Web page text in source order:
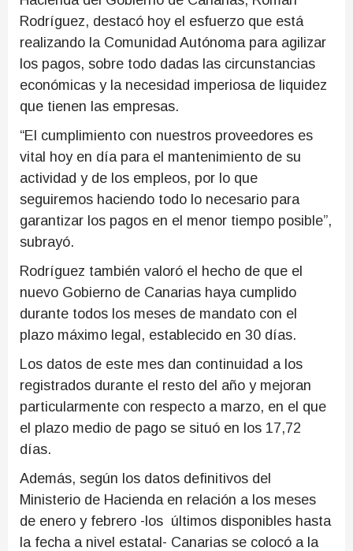
Rodríguez, destacó hoy el esfuerzo que está
realizando la Comunidad Autónoma para agilizar
los pagos, sobre todo dadas las circunstancias
económicas y la necesidad imperiosa de liquidez
que tienen las empresas.
“El cumplimiento con nuestros proveedores es
vital hoy en día para el mantenimiento de su
actividad y de los empleos, por lo que
seguiremos haciendo todo lo necesario para
garantizar los pagos en el menor tiempo posible”,
subrayó.
Rodríguez también valoró el hecho de que el
nuevo Gobierno de Canarias haya cumplido
durante todos los meses de mandato con el
plazo máximo legal, establecido en 30 días.
Los datos de este mes dan continuidad a los
registrados durante el resto del año y mejoran
particularmente con respecto a marzo, en el que
el plazo medio de pago se situó en los 17,72
días.
Además, según los datos definitivos del
Ministerio de Hacienda en relación a los meses
de enero y febrero -los últimos disponibles hasta
la fecha a nivel estatal- Canarias se colocó a la